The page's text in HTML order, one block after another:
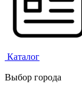
Каталог
Выбор города